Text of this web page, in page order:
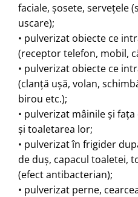
faciale, şosete, serveţele
uscare);
• pulverizat obiecte ce
(receptor telefon, mobil,
• pulverizat obiecte ce
(clanţă uşă, volan,
birou etc.);
• pulverizat mâinile şi
şi toaletarea lor;
• pulverizat în frigider
de duş, capacul toaletei,
(efect antibacterian);
• pulverizat perne,